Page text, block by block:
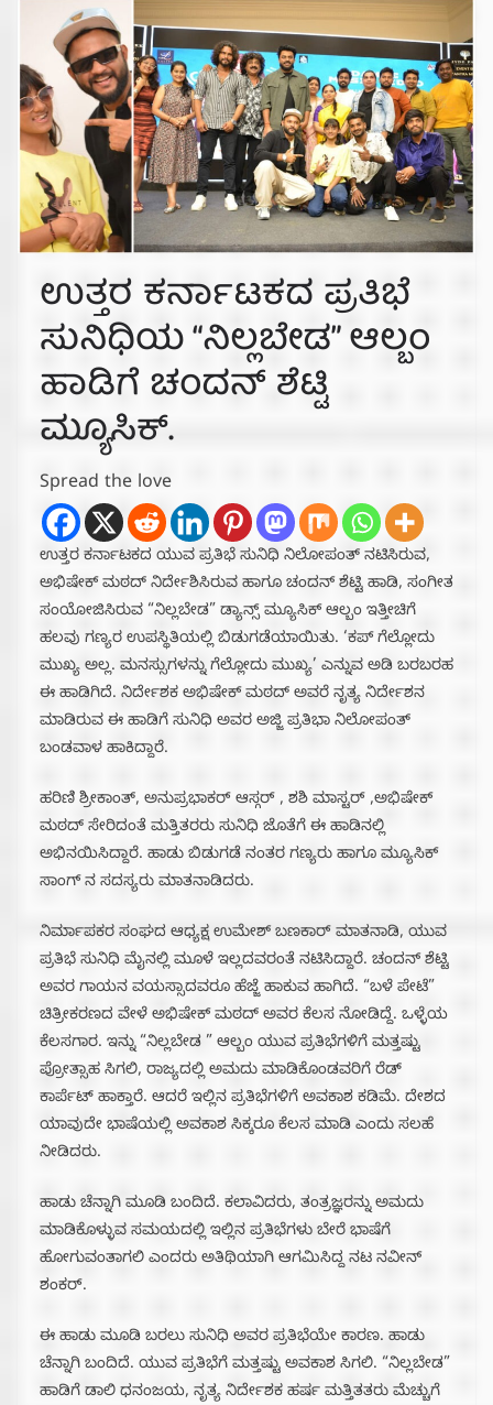
ಉತ್ತರ ಕರ್ನಾಟಕದ ಪ್ರತಿಭೆ
ಸುನಿಧಿಯ “ನಿಲ್ಲಬೇಡ” ಆಲ್ಬಂ
ಹಾಡಿಗೆ ಚಂದನ್ ಶೆಟ್ಟಿ
ಮ್ಯೂಸಿಕ್.
Spread the love
ಉತ್ತರ ಕರ್ನಾಟಕದ ಯುವ ಪ್ರತಿಭೆ ಸುನಿಧಿ ನಿಲೋಪಂತ್ ನಟಿಸಿರುವ,
ಅಭಿಷೇಕ್ ಮಠದ್ ನಿರ್ದೇಶಿಸಿರುವ ಹಾಗೂ ಚಂದನ್ ಶೆಟ್ಟಿ ಹಾಡಿ, ಸಂಗೀತ
ಸಂಯೋಜಿಸಿರುವ “ನಿಲ್ಲಬೇಡ” ಡ್ಯಾನ್ಸ್ ಮ್ಯೂಸಿಕ್ ಆಲ್ಬಂ ಇತ್ತೀಚಿಗೆ
ಹಲವು ಗಣ್ಯರ ಉಪಸ್ಥಿತಿಯಲ್ಲಿ ಬಿಡುಗಡೆಯಾಯಿತು. ‘ಕಪ್ ಗೆಲ್ಲೋದು
ಮುಖ್ಯ ಅಲ್ಲ. ಮನಸ್ಸುಗಳನ್ನು ಗೆಲ್ಲೋದು ಮುಖ್ಯ’ ಎನ್ನುವ ಅಡಿ ಬರಬರಹ
ಈ ಹಾಡಿಗಿದೆ. ನಿರ್ದೇಶಕ ಅಭಿಷೇಕ್ ಮಠದ್ ಅವರೆ ನೃತ್ಯ ನಿರ್ದೇಶನ
ಮಾಡಿರುವ ಈ ಹಾಡಿಗೆ ಸುನಿಧಿ ಅವರ ಅಜ್ಜಿ ಪ್ರತಿಭಾ ನಿಲೋಪಂತ್
ಬಂಡವಾಳ ಹಾಕಿದ್ದಾರೆ.
ಹರಿಣಿ ಶ್ರೀಕಾಂತ್, ಅನುಪ್ರಭಾಕರ್ ಆಸ್ಗರ್ , ಶಶಿ ಮಾಸ್ಟರ್ ,ಅಭಿಷೇಕ್
ಮಠದ್ ಸೇರಿದಂತೆ ಮತ್ತಿತರರು ಸುನಿಧಿ ಜೊತೆಗೆ ಈ ಹಾಡಿನಲ್ಲಿ
ಅಭಿನಯಿಸಿದ್ದಾರೆ. ಹಾಡು ಬಿಡುಗಡೆ ನಂತರ ಗಣ್ಯರು ಹಾಗೂ ಮ್ಯೂಸಿಕ್
ಸಾಂಗ್ ನ ಸದಸ್ಯರು ಮಾತನಾಡಿದರು.
ನಿರ್ಮಾಪಕರ ಸಂಘದ ಆಧ್ಯಕ್ಷ ಉಮೇಶ್ ಬಣಕಾರ್ ಮಾತನಾಡಿ, ಯುವ
ಪ್ರತಿಭೆ ಸುನಿಧಿ ಮೈನಲ್ಲಿ ಮೂಳೆ ಇಲ್ಲದವರಂತೆ ನಟಿಸಿದ್ದಾರೆ. ಚಂದನ್ ಶೆಟ್ಟಿ
ಅವರ ಗಾಯನ ವಯಸ್ಸಾದವರೂ ಹೆಜ್ಜೆ ಹಾಕುವ ಹಾಗಿದೆ. “ಬಳೆ ಪೇಟೆ”
ಚಿತ್ರೀಕರಣದ ವೇಳೆ ಅಭಿಷೇಕ್ ಮಠದ್ ಅವರ ಕೆಲಸ ನೋಡಿದ್ದೆ. ಒಳ್ಳೆಯ
ಕೆಲಸಗಾರ. ಇನ್ನು “ನಿಲ್ಲಬೇಡ ” ಆಲ್ಬಂ ಯುವ ಪ್ರತಿಭೆಗಳಿಗೆ ಮತ್ತಷ್ಟು
ಪ್ರೋತ್ಸಾಹ ಸಿಗಲಿ, ರಾಜ್ಯದಲ್ಲಿ ಅಮದು ಮಾಡಿಕೊಂಡವರಿಗೆ ರೆಡ್
ಕಾರ್ಪೆಟ್ ಹಾಕ್ತಾರೆ‌. ಆದರೆ ಇಲ್ಲಿನ ಪ್ರತಿಭೆಗಳಿಗೆ ಅವಕಾಶ ಕಡಿಮೆ. ದೇಶದ
ಯಾವುದೇ ಭಾಷೆಯಲ್ಲಿ ಅವಕಾಶ ಸಿಕ್ಕರೂ ಕೆಲಸ ಮಾಡಿ ಎಂದು ಸಲಹೆ
ನೀಡಿದರು.
ಹಾಡು ಚೆನ್ನಾಗಿ ಮೂಡಿ ಬಂದಿದೆ. ಕಲಾವಿದರು, ತಂತ್ರಜ್ಞರನ್ನು ಅಮದು‌
ಮಾಡಿಕೊಳ್ಳುವ ಸಮಯದಲ್ಲಿ ಇಲ್ಲಿನ ಪ್ರತಿಭೆಗಳು ಬೇರೆ ಭಾಷೆಗೆ
ಹೋಗುವಂತಾಗಲಿ ಎಂದರು ಅತಿಥಿಯಾಗಿ ಆಗಮಿಸಿದ್ದ ನಟ ನವೀನ್
ಶಂಕರ್.
ಈ ಹಾಡು ಮೂಡಿ ಬರಲು ಸುನಿಧಿ ಅವರ ಪ್ರತಿಭೆಯೇ ಕಾರಣ. ಹಾಡು‌
ಚೆನ್ನಾಗಿ ಬಂದಿದೆ. ಯುವ ಪ್ರತಿಭೆಗೆ ಮತ್ತಷ್ಟು ಅವಕಾಶ ಸಿಗಲಿ. “ನಿಲ್ಲಬೇಡ”
ಹಾಡಿಗೆ ಡಾಲಿ ಧನಂಜಯ, ನೃತ್ಯ ನಿರ್ದೇಶಕ ಹರ್ಷ ಮತ್ತಿತತರು ಮೆಚ್ಚುಗೆ